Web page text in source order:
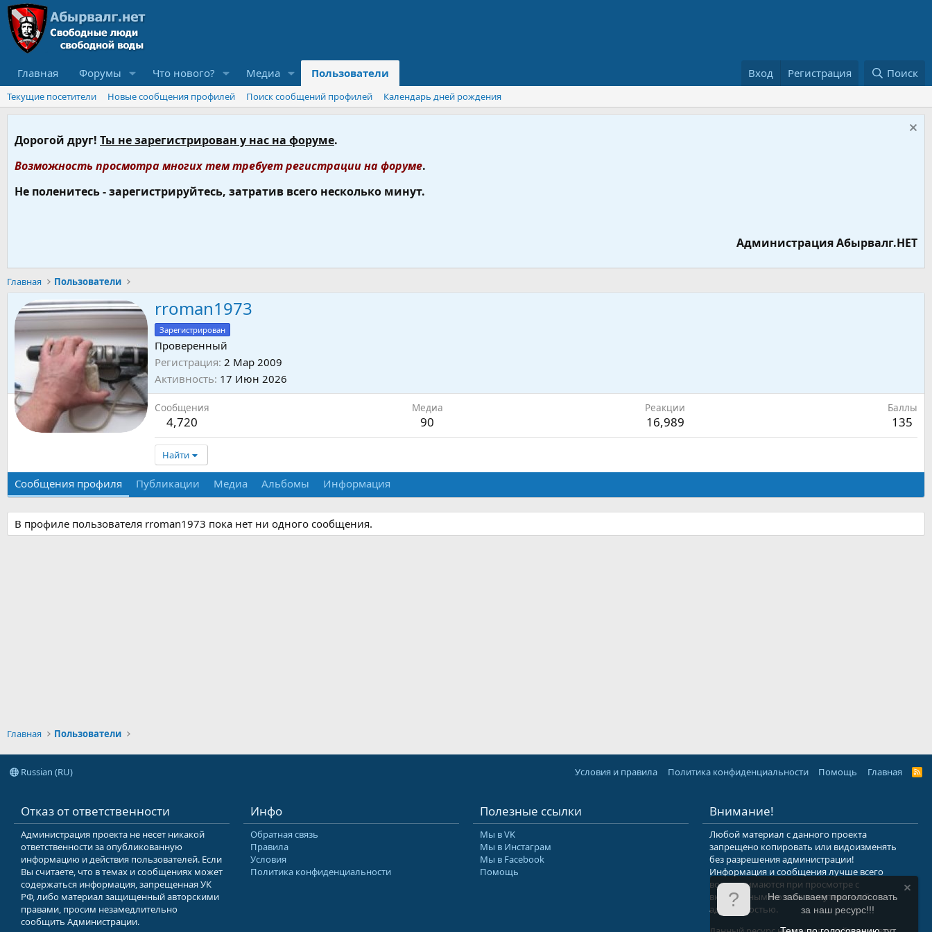
Главная Форумы Что нового? Медиа Пользователи Вход Регистрация Поиск
Текущие посетители Новые сообщения профилей Поиск сообщений профилей Календарь дней рождения
Дорогой друг! Ты не зарегистрирован у нас на форуме.
Возможность просмотра многих тем требует регистрации на форуме.
Не поленитесь - зарегистрируйтесь, затратив всего несколько минут.
Администрация Абырвалг.НЕТ
Главная Пользователи
rroman1973
Зарегистрирован
Проверенный
Регистрация 2 Мар 2009
Активность 17 Июн 2026
Сообщения
4,720
Медиа
90
Реакции
16,989
Баллы
135
Найти
Сообщения профиля Публикации Медиа Альбомы Информация
В профиле пользователя rroman1973 пока нет ни одного сообщения.
Главная Пользователи
Russian (RU) Условия и правила Политика конфиденциальности Помощь Главная
R
Отказ от ответственности
Администрация проекта не несет никакой
ответственности за опубликованную
информацию и действия пользователей. Если
Вы считаете, что в темах и сообщениях может
содержаться информация, запрещенная УК
РФ, либо материал защищенный авторскими
правами, просим незамедлительно
сообщить Администрации.
Инфо
Обратная связь
Правила
Условия
Политика конфиденциальности
Полезные ссылки
Мы в VK
Мы в Инстаграм
Мы в Facebook
Помощь
Внимание!
Любой материал с данного проекта
запрещено копировать или видоизменять
без разрешения администрации!
Информация и сообщения лучше всего
воспринимаются при просмотре с
включенным мозгом и неутерянной
адекватностью.
Не забываем проголосовать
за наш ресурс!!!